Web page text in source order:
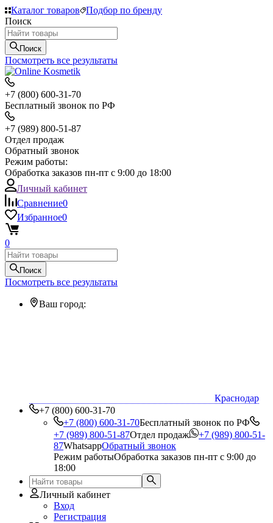
Каталог товаров
Подбор по бренду
Поиск
Поиск
Посмотреть все результаты
+7 (800) 600-31-70
Бесплатный звонок по РФ
+7 (989) 800-51-87
Отдел продаж
Обратный звонок
Режим работы:
Обработка заказов пн-пт с 9:00 до 18:00
Личный кабинет
Сравнение0
Избранное0
0
Поиск
Посмотреть все результаты
Ваш город:
Краснодар
+7 (800) 600-31-70
+7 (800) 600-31-70Бесплатный звонок по РФ
+7 (989) 800-51-87Отдел продаж
+7 (989) 800-51-
87WhatsappОбратный звонок
Режим работыОбработка заказов пн-пт с 9:00 до
18:00
Личный кабинет
Вход
Регистрация